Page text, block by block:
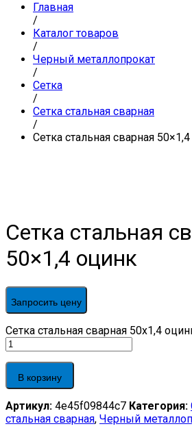
Главная
/
Каталог товаров
/
Черный металлопрокат
/
Сетка
/
Сетка стальная сварная
/
Сетка стальная сварная
Сетка стальная
50×1,4 оцинк
Запросить цену
Сетка стальная сварная 50x1,4
В корзину
Артикул: 4e45f09844c7 Категория:
стальная сварная, Черный